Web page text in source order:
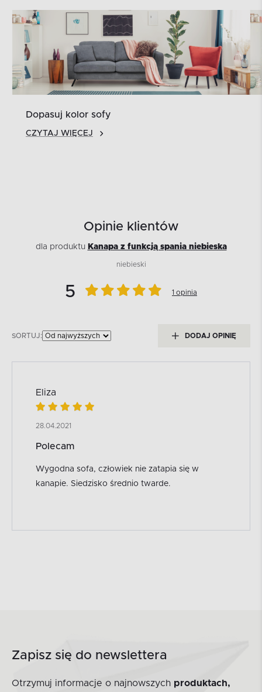
Dopasuj kolor sofy
CZYTAJ WIĘCEJ
Opinie klientów
dla produktu Kanapa z funkcją spania niebieska
niebieski
5 1 opinia
SORTUJ: DODAJ OPINIĘ
Eliza
28.04.2021
Polecam
Wygodna sofa, człowiek nie zatapia się w
kanapie. Siedzisko średnio twarde.
Zapisz się do newslettera
Otrzymuj informacje o najnowszych produktach,